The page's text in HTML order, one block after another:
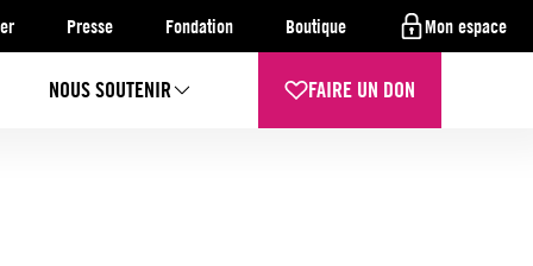
Presse Fondation Boutique Mon espace
NOUS SOUTENIR FAIRE UN DON